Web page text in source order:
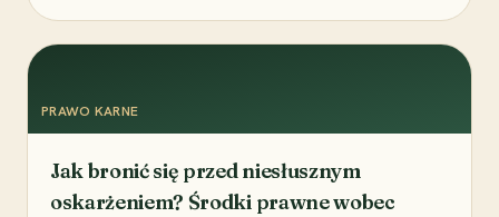
PRAWO KARNE
Jak bronić się przed niesłusznym
oskarżeniem? Środki prawne wobec